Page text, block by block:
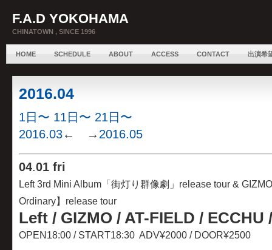
F.A.D YOKOHAMA
CHINATOWN , SINCE 1996
HOME SCHEDULE ABOUT ACCESS CONTACT 出演希
2016.04
1日〜 11日〜 21日〜
2016.03← → 2016.05
04.01 fri
Left 3rd Mini Album「街灯り群像劇」release tour &
Ordinary】release tour
Left / GIZMO / AT-FIELD /
OPEN18:00 / START18:30 ADV¥2000 / DOOR¥2500